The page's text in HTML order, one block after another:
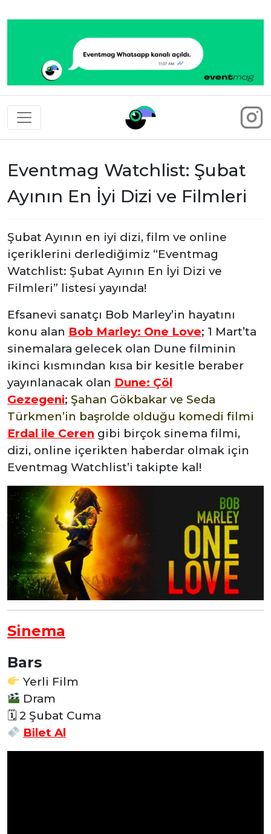
Eventmag
Eventmag Watchlist: Şubat
Ayının En İyi Dizi ve Filmleri
Şubat Ayının en iyi dizi, film ve online
içeriklerini derlediğimiz “Eventmag
Watchlist: Şubat Ayının En İyi Dizi ve
Filmleri” listesi yayında!
Efsanevi sanatçı Bob Marley’in hayatını
konu alan Bob Marley: One Love; 1 Mart’ta
sinemalara gelecek olan Dune filminin
ikinci kısmından kısa bir kesitle beraber
yayınlanacak olan Dune: Çöl
Gezegeni; Şahan Gökbakar ve Seda
Türkmen’in başrolde olduğu komedi filmi
Erdal ile Ceren gibi birçok sinema filmi,
dizi, online içerikten haberdar olmak için
Eventmag Watchlist’i takipte kal!
Sinema
Bars
Yerli Film
Dram
🗓 2 Şubat Cuma
Bilet Al